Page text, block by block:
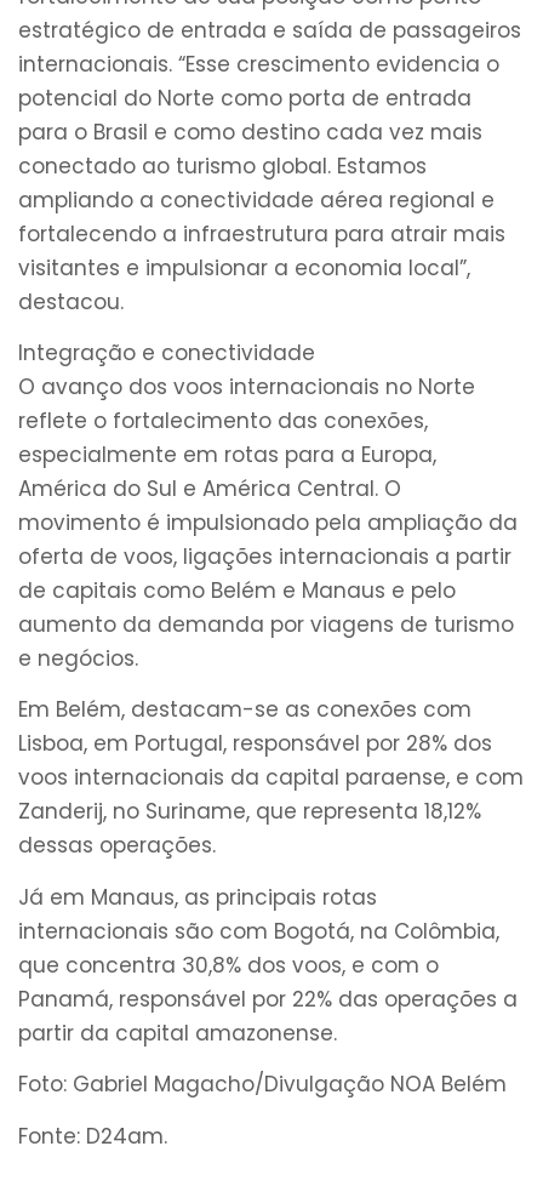
estratégico de entrada e saída de passageiros
internacionais. “Esse crescimento evidencia o
potencial do Norte como porta de entrada
para o Brasil e como destino cada vez mais
conectado ao turismo global. Estamos
ampliando a conectividade aérea regional e
fortalecendo a infraestrutura para atrair mais
visitantes e impulsionar a economia local”,
destacou.
Integração e conectividade
O avanço dos voos internacionais no Norte
reflete o fortalecimento das conexões,
especialmente em rotas para a Europa,
América do Sul e América Central. O
movimento é impulsionado pela ampliação da
oferta de voos, ligações internacionais a partir
de capitais como Belém e Manaus e pelo
aumento da demanda por viagens de turismo
e negócios.
Em Belém, destacam-se as conexões com
Lisboa, em Portugal, responsável por 28% dos
voos internacionais da capital paraense, e com
Zanderij, no Suriname, que representa 18,12%
dessas operações.
Já em Manaus, as principais rotas
internacionais são com Bogotá, na Colômbia,
que concentra 30,8% dos voos, e com o
Panamá, responsável por 22% das operações a
partir da capital amazonense.
Foto: Gabriel Magacho/Divulgação NOA Belém
Fonte: D24am.